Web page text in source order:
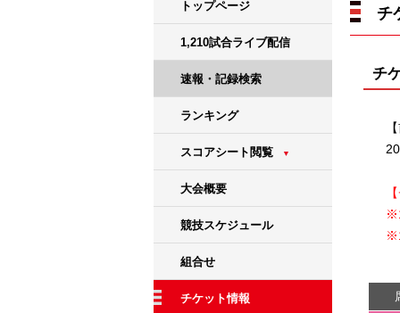
トップページ
1,210試合ライブ配信
速報・記録検索
ランキング
スコアシート閲覧 ▼
大会概要
競技スケジュール
組合せ
チケット情報
チ
チ